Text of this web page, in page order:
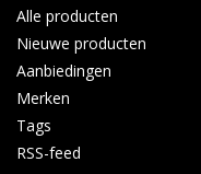
Alle producten
Nieuwe producten
Aanbiedingen
Merken
Tags
RSS-feed